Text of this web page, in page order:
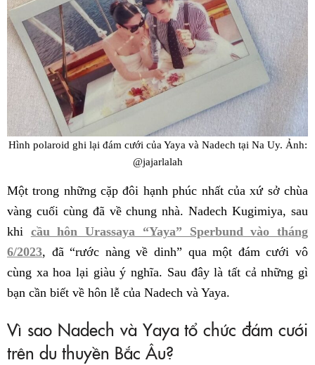
Hình polaroid ghi lại đám cưới của Yaya và Nadech tại Na Uy. Ảnh:
@jajarlalah
Một trong những cặp đôi hạnh phúc nhất của xứ sở chùa
vàng cuối cùng đã về chung nhà. Nadech Kugimiya, sau
khi cầu hôn Urassaya “Yaya” Sperbund vào tháng
6/2023, đã “rước nàng về dinh” qua một đám cưới vô
cùng xa hoa lại giàu ý nghĩa. Sau đây là tất cả những gì
bạn cần biết về hôn lễ của Nadech và Yaya.
Vì sao Nadech và Yaya tổ chức đám cưới
trên du thuyền Bắc Âu?